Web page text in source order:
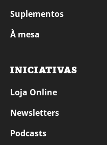
Suplementos
À mesa
INICIATIVAS
Loja Online
Newsletters
Podcasts